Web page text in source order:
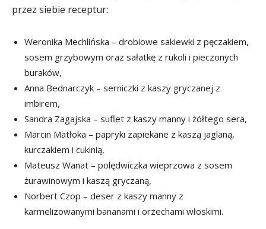
przez siebie receptur:
Weronika Mechlińska – drobiowe sakiewki z pęczakiem,
sosem grzybowym oraz sałatkę z rukoli i pieczonych
buraków,
Anna Bednarczyk – serniczki z kaszy gryczanej z
imbirem,
Sandra Zagajska – suflet z kaszy manny i żółtego sera,
Marcin Matłoka – papryki zapiekane z kaszą jaglaną,
kurczakiem i cukinią,
Mateusz Wanat – polędwiczka wieprzowa z sosem
żurawinowym i kaszą gryczaną,
Norbert Czop – deser z kaszy manny z
karmelizowanymi bananami i orzechami włoskimi.